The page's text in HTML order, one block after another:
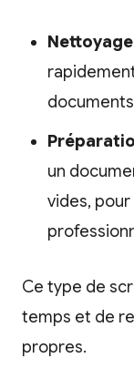
un
vides,
Ce type de
temps et de
propres.